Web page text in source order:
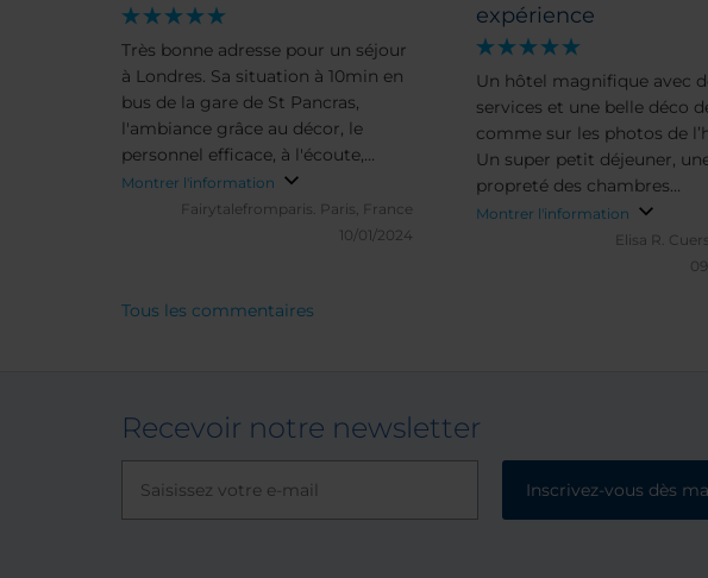
Très bonne adresse pour un séjour
à Londres. Sa situation à 10min en
bus de la gare de St Pancras,
l'ambiance grâce au décor, le
personnel efficace, à l'écoute,
sympathique - Tout est parfait.
Une adresse à avoir.
Montrer l'information
Fairytalefromparis.
Paris, France
10/01/2024
expérience
Un hôtel magnifique avec
services et une belle déco
comme sur les photos de
Un super petit déjeuner,
propreté des chambres
irréprochable , salle de sport
super… Je recommande à
ceux qui veulent aller à
Montrer l'information
Elisa R.
Tous les commentaires
Recevoir notre newsletter
Inscrivez-vous dès